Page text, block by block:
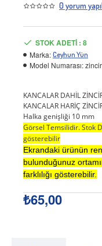
0 yorum
₺65,00
STOK ADETI : 8
Marka: Ceyhun Yün
Model Numarası:
KANCALAR DAHİL
KANCALAR HARİÇ
Halka genişliği 10 mm
Görsel Temsilidir. Stok
gösterebilir
Ekrandaki ürünün
bulunduğunuz
farklılığı gösterebilir.